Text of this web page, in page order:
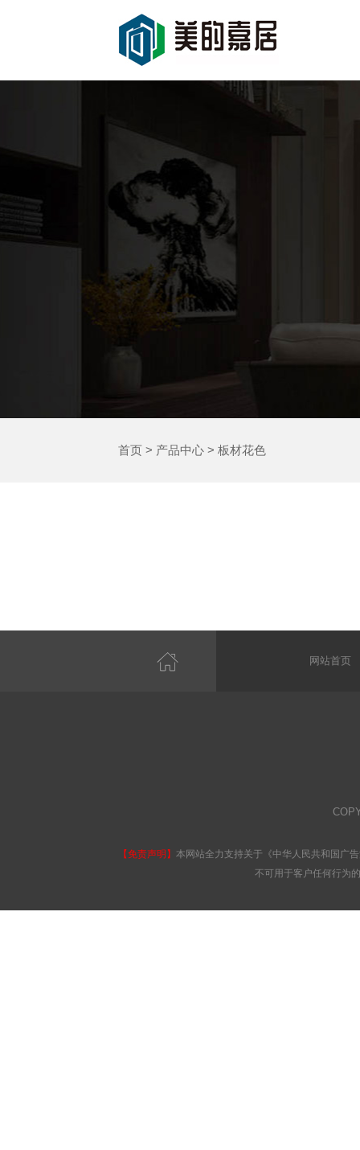
首页> 产品中心> 板材花色
网站首页
【免责声明】 本网站全力支持关于《中华人民共和国广
不可用于客户任何行为